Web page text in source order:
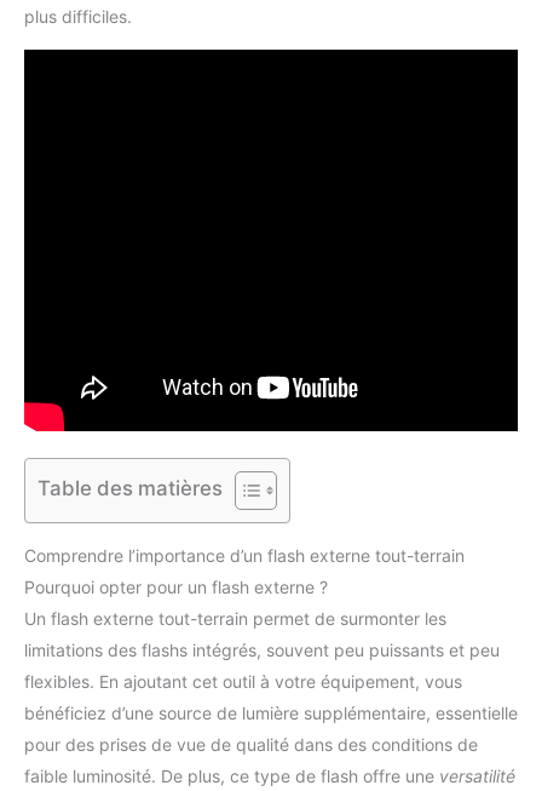
plus difficiles.
Table des matières
Comprendre l’importance d’un flash externe tout-terrain
Pourquoi opter pour un flash externe ?
Un flash externe tout-terrain permet de surmonter les
limitations des flashs intégrés, souvent peu puissants et peu
flexibles. En ajoutant cet outil à votre équipement, vous
bénéficiez d’une source de lumière supplémentaire, essentielle
pour des prises de vue de qualité dans des conditions de
faible luminosité. De plus, ce type de flash offre une versatilité